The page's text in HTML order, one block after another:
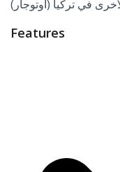
Features